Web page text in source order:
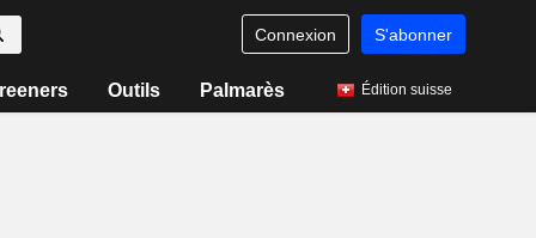
Connexion S'abonner
Outils Palmarès Édition suisse